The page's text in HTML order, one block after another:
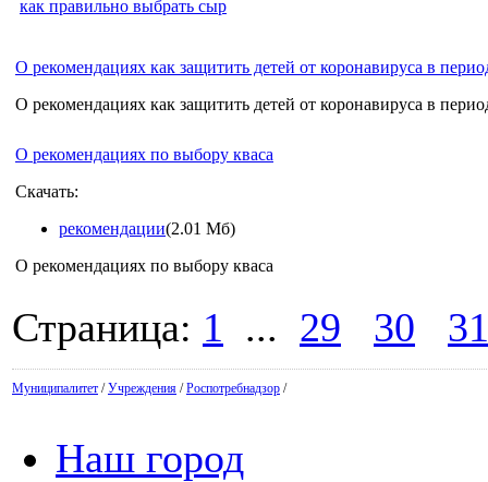
как правильно выбрать сыр
О рекомендациях как защитить детей от коронавируса в
О рекомендациях как защитить детей от коронавируса в
О рекомендациях по выбору кваса
Скачать:
рекомендации(2.01 Мб)
О рекомендациях по выбору кваса
Страница: 1 ... 29 30 31
Муниципалитет /Учреждения /Роспотребнадзор /
Наш город